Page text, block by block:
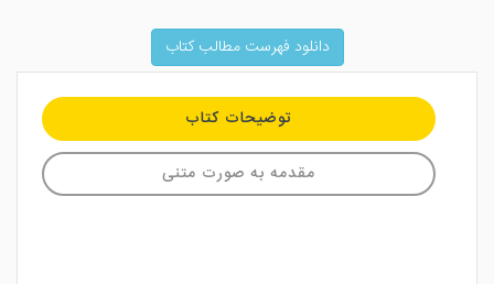
دانلود فهرست مطالب کتاب
توضیحات کتاب
مقدمه به صورت متنی